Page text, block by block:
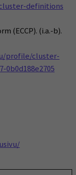
definitions
(ECCP). (i.a.-b).
profile/cluster-
0b0d188e2705